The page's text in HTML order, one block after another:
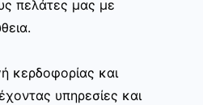
πελάτες μας με
κερδοφορίας και
υπηρεσίες και